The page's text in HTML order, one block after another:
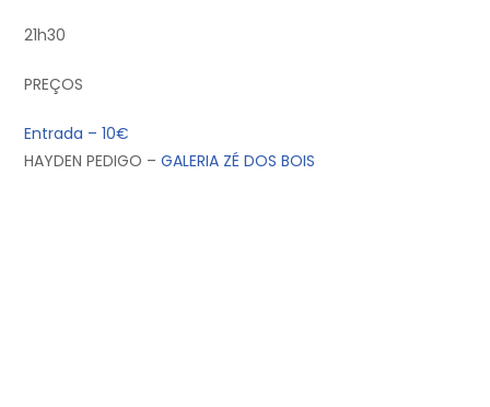
21h30
PREÇOS
Entrada – 10€
HAYDEN PEDIGO – GALERIA ZÉ DOS BOIS